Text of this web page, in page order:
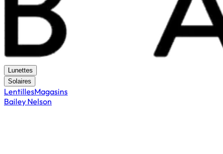
Lunettes
Solaires
LentillesMagasins
Bailey Nelson